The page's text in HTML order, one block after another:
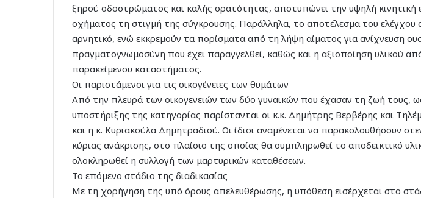
ξηρού οδοστρώματος και καλής ορατότητας, αποτυπώνει την υψηλή κινητική
οχήματος τη στιγμή της σύγκρουσης. Παράλληλα, το αποτέλεσμα του ελέγχου
αρνητικό, ενώ εκκρεμούν τα πορίσματα από τη λήψη αίματος για ανίχνευση
πραγματογνωμοσύνη που έχει παραγγελθεί, καθώς και η αξιοποίηση υλικού
παρακείμενου καταστήματος.
Οι παριστάμενοι για τις οικογένειες των θυμάτων
Από την πλευρά των οικογενειών των δύο γυναικών που έχασαν τη ζωή τους,
υποστήριξης της κατηγορίας παρίστανται οι κ.κ. Δημήτρης Βερβέρης και
και η κ. Κυριακούλα Δημητραδιού. Οι ίδιοι αναμένεται να παρακολουθήσουν
κύριας ανάκρισης, στο πλαίσιο της οποίας θα συμπληρωθεί το αποδεικτικό
ολοκληρωθεί η συλλογή των μαρτυρικών καταθέσεων.
Το επόμενο στάδιο της διαδικασίας
Με τη χορήγηση της υπό όρους απελευθέρωσης, η υπόθεση εισέρχεται στο